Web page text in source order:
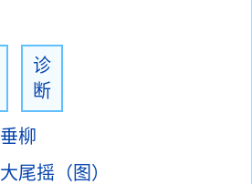
诊
断
垂柳
大尾摇（图）